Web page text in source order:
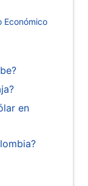
Económico
en